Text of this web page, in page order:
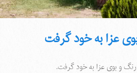
عزا به خود گرفت
و بوی عزا به خود گرفت.